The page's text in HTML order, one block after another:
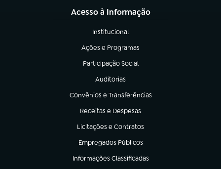
Acesso à Informação
Institucional
(abre em nova aba)
Ações e Programas
(abre em nova aba)
Participação Social
(abre em nova aba)
Auditorias
(abre em nova aba)
Convênios e Transferências
(abre em nova aba)
Receitas e Despesas
(abre em nova aba)
Licitações e Contratos
(abre em nova aba)
Empregados Públicos
(abre em nova aba)
Informações Classificadas
(abre em nova aba)